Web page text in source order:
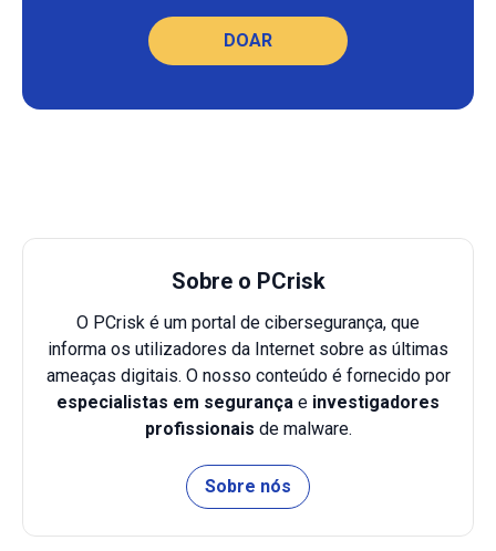
DOAR
Sobre o PCrisk
O PCrisk é um portal de cibersegurança, que
informa os utilizadores da Internet sobre as últimas
ameaças digitais. O nosso conteúdo é fornecido por
especialistas em segurança e investigadores
profissionais de malware.
Sobre nós